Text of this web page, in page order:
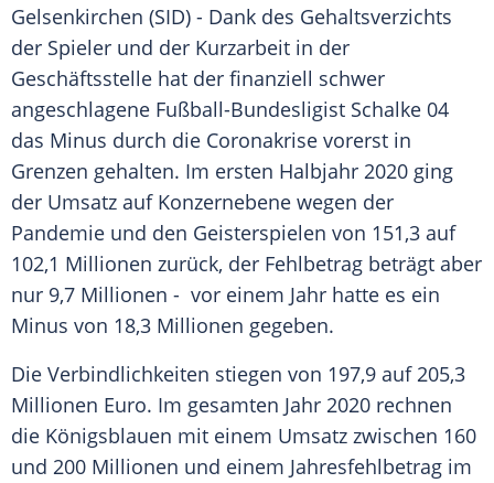
Gelsenkirchen (SID) - Dank des Gehaltsverzichts
der Spieler und der Kurzarbeit in der
Geschäftsstelle hat der finanziell schwer
angeschlagene Fußball-Bundesligist Schalke 04
das Minus durch die Coronakrise vorerst in
Grenzen gehalten. Im ersten Halbjahr 2020 ging
der Umsatz auf Konzernebene wegen der
Pandemie und den Geisterspielen von 151,3 auf
102,1 Millionen zurück, der Fehlbetrag beträgt aber
nur 9,7 Millionen - vor einem Jahr hatte es ein
Minus von 18,3 Millionen gegeben.
Die Verbindlichkeiten stiegen von 197,9 auf 205,3
Millionen Euro. Im gesamten Jahr 2020 rechnen
die Königsblauen mit einem Umsatz zwischen 160
und 200 Millionen und einem Jahresfehlbetrag im